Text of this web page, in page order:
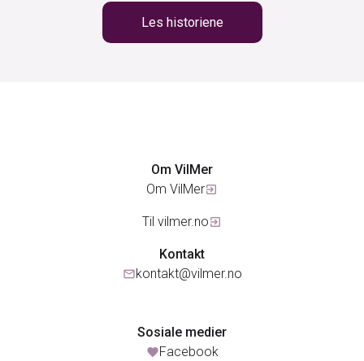
Les historiene
Om VilMer
Om VilMerexit_to_app
Til vilmer.noexit_to_app
Kontakt
mailkontakt@vilmer.no
Sosiale medier
favoriteFacebook